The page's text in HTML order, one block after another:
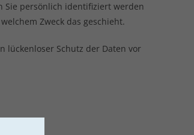
Sie persönlich identifiziert werden
Zweck das geschieht.
lückenloser Schutz der Daten vor